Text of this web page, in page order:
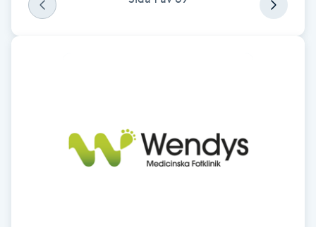
Fotsvamp
Fransborttagning